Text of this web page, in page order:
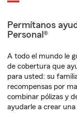
Permítanos
Personal®
A todo el mundo le
de cobertura que
para usted: su
recompensas por
combinar pólizas y
ayudarle a crear